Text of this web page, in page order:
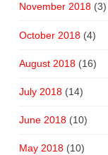
November 2018(3)
October 2018(4)
August 2018(16)
July 2018(14)
June 2018(10)
May 2018(10)